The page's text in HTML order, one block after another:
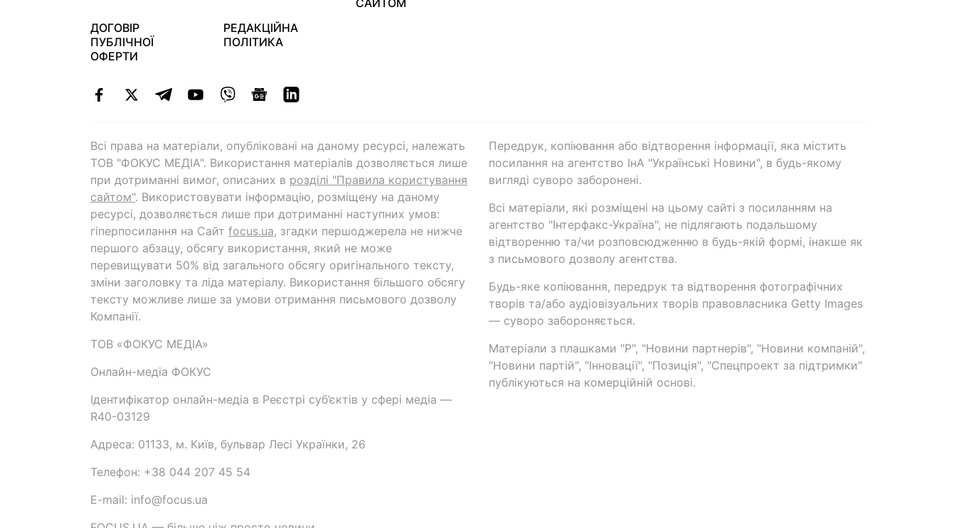
САЙТОМ
ДОГОВІР
ПУБЛІЧНОЇ
ОФЕРТИ
РЕДАКЦІЙНА
ПОЛІТИКА
Всі права на матеріали, опубліковані на даному ресурсі, належать
ТОВ "ФОКУС МЕДІА". Використання матеріалів дозволяється лише
при дотриманні вимог, описаних в розділі "Правила користування
сайтом". Використовувати інформацію, розміщену на даному
ресурсі, дозволяється лише при дотриманні наступних умов:
гіперпосилання на Cайт focus.ua, згадки першоджерела не нижче
першого абзацу, обсягу використання, який не може
перевищувати 50% від загального обсягу оригінального тексту,
зміни заголовку та ліда матеріалу. Використання більшого обсягу
тексту можливе лише за умови отримання письмового дозволу
Компанії.
ТОВ «ФОКУС МЕДІА»
Онлайн-медіа ФОКУС
Ідентифікатор онлайн-медіа в Реєстрі суб’єктів у сфері медіа —
R40-03129
Адреса: 01133, м. Київ, бульвар Лесі Українки, 26
Телефон: +38 044 207 45 54
E-mail: info@focus.ua
Передрук, копіювання або відтворення інформації, яка містить
посилання на агентство ІнА "Українські Новини", в будь-якому
вигляді суворо заборонені.
Всі матеріали, які розміщені на цьому сайті з посиланням на
агентство "Інтерфакс-Україна", не підлягають подальшому
відтворенню та/чи розповсюдженню в будь-якій формі, інакше як
з письмового дозволу агентства.
Будь-яке копіювання, передрук та відтворення фотографічних
творів та/або аудіовізуальних творів правовласника Getty Images
— суворо забороняється.
Матеріали з плашками "Р", "Новини партнерів", "Новини компаній",
"Новини партій", "Інновації", "Позиція", "Спецпроект за підтримки"
публікуються на комерційній основі.